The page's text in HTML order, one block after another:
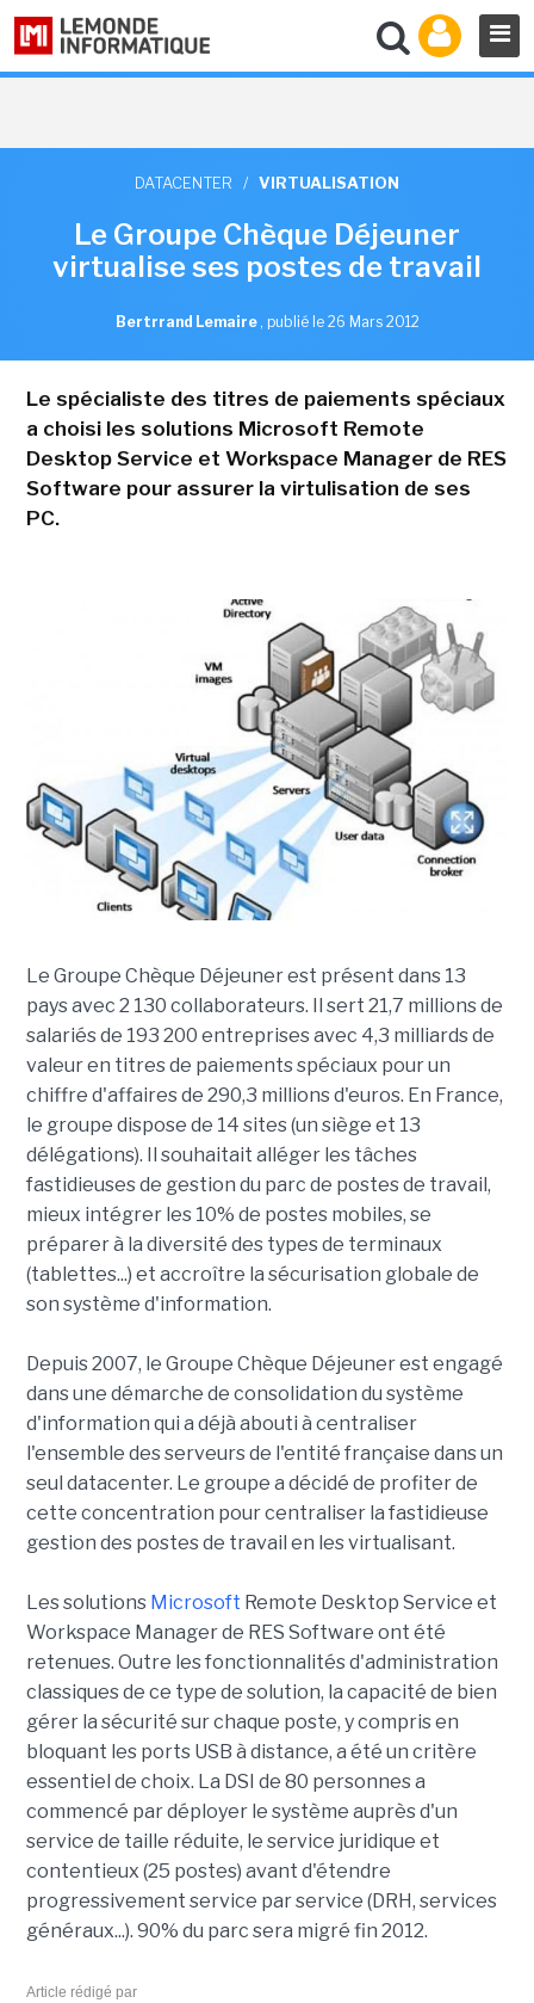
DATACENTER / VIRTUALISATION
Le Groupe Chèque Déjeuner
virtualise ses postes de travail
Bertrrand Lemaire , publié le 26 Mars 2012
Le spécialiste des titres de paiements spéciaux
a choisi les solutions Microsoft Remote
Desktop Service et Workspace Manager de RES
Software pour assurer la virtulisation de ses
PC.
Le Groupe Chèque Déjeuner est présent dans 13
pays avec 2 130 collaborateurs. Il sert 21,7 millions de
salariés de 193 200 entreprises avec 4,3 milliards de
valeur en titres de paiements spéciaux pour un
chiffre d'affaires de 290,3 millions d'euros. En France,
le groupe dispose de 14 sites (un siège et 13
délégations). Il souhaitait alléger les tâches
fastidieuses de gestion du parc de postes de travail,
mieux intégrer les 10% de postes mobiles, se
préparer à la diversité des types de terminaux
(tablettes...) et accroître la sécurisation globale de
son système d'information.
Depuis 2007, le Groupe Chèque Déjeuner est engagé
dans une démarche de consolidation du système
d'information qui a déjà abouti à centraliser
l'ensemble des serveurs de l'entité française dans un
seul datacenter. Le groupe a décidé de profiter de
cette concentration pour centraliser la fastidieuse
gestion des postes de travail en les virtualisant.
Les solutions Microsoft Remote Desktop Service et
Workspace Manager de RES Software ont été
retenues. Outre les fonctionnalités d'administration
classiques de ce type de solution, la capacité de bien
gérer la sécurité sur chaque poste, y compris en
bloquant les ports USB à distance, a été un critère
essentiel de choix. La DSI de 80 personnes a
commencé par déployer le système auprès d'un
service de taille réduite, le service juridique et
contentieux (25 postes) avant d'étendre
progressivement service par service (DRH, services
généraux...). 90% du parc sera migré fin 2012.
Article rédigé par